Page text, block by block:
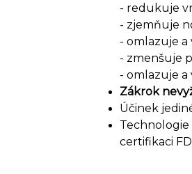
- redukuje
- zjemňuje
- omlazuje
- zmenšuje
- omlazuje
Zákrok
Účinek
Technologie
certifikaci